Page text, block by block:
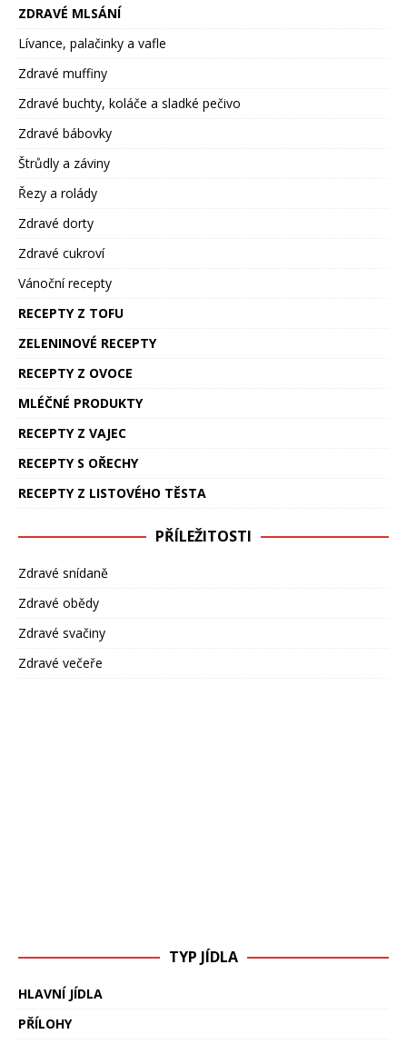
ZDRAVÉ MLSÁNÍ
Lívance, palačinky a vafle
Zdravé muffiny
Zdravé buchty, koláče a sladké pečivo
Zdravé bábovky
Štrůdly a záviny
Řezy a rolády
Zdravé dorty
Zdravé cukroví
Vánoční recepty
RECEPTY Z TOFU
ZELENINOVÉ RECEPTY
RECEPTY Z OVOCE
MLÉČNÉ PRODUKTY
RECEPTY Z VAJEC
RECEPTY S OŘECHY
RECEPTY Z LISTOVÉHO TĚSTA
PŘÍLEŽITOSTI
Zdravé snídaně
Zdravé obědy
Zdravé svačiny
Zdravé večeře
TYP JÍDLA
HLAVNÍ JÍDLA
PŘÍLOHY